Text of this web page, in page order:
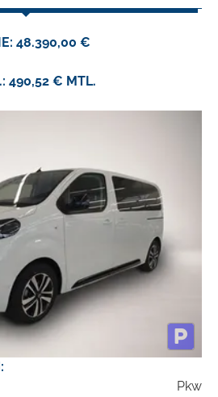
48.390,00 €
490,52 € MTL.
Pkw